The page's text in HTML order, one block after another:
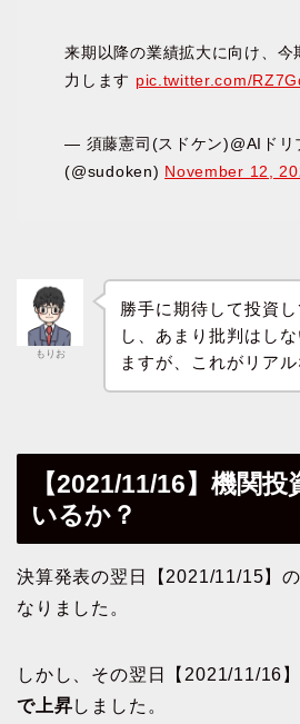
来期以降の業績拡大に向け、今
力します pic.twitter.com/
— 須藤憲司(スドケン)@AIドリ
(@sudoken) November 12,
もりお
勝手に期待して投資
し、あまり批判はし
ますが、これがリアル
【2021/11/16】機関
いるか？
決算発表の翌日【2021/11/15】
なりました。
しかし、その翌日【2021/11/16
で上昇しました。